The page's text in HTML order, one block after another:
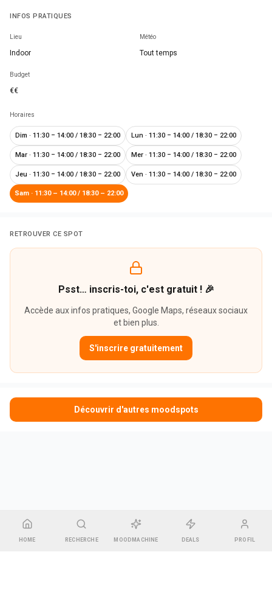
HOME RECHERCHE MOODMACHINE DEALS PROFIL
INFOS PRATIQUES
Lieu
Indoor
Météo
Tout temps
Budget
€€
Horaires
Dim · 11:30 – 14:00 / 18:30 – 22:00 Lun · 11:30 – 14:00 / 18:30 – 22:00
Mar · 11:30 – 14:00 / 18:30 – 22:00 Mer · 11:30 – 14:00 / 18:30 – 22:00
Jeu · 11:30 – 14:00 / 18:30 – 22:00 Ven · 11:30 – 14:00 / 18:30 – 22:00
Sam · 11:30 – 14:00 / 18:30 – 22:00
RETROUVER CE SPOT
Psst… inscris-toi, c'est gratuit ! 🎉
Accède aux infos pratiques, Google Maps, réseaux sociaux
et bien plus.
S'inscrire gratuitement
Découvrir d'autres moodspots